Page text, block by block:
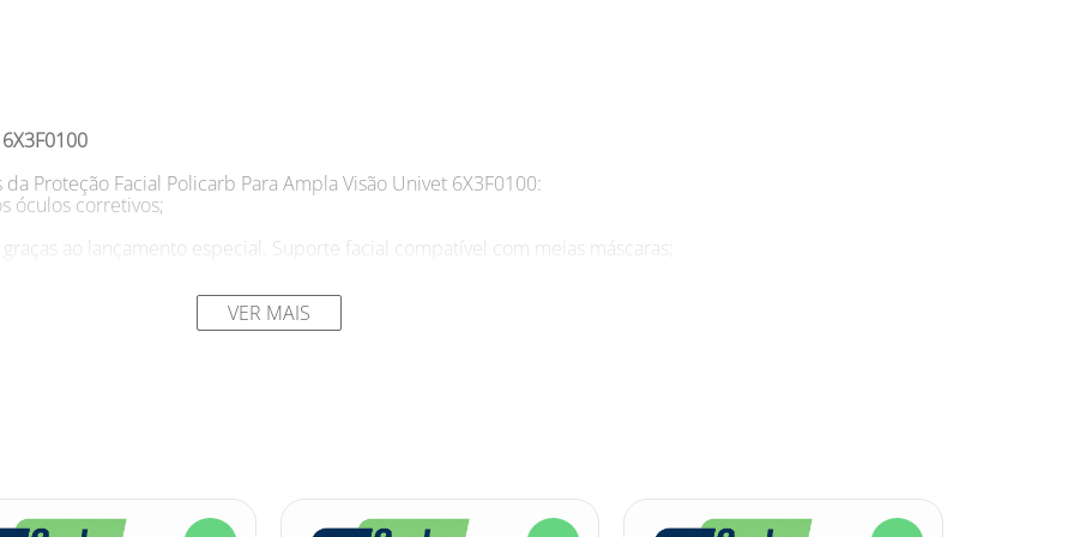
da Proteção Facial Policarb Para Ampla Visão Univet 6X3F0100:
óculos corretivos;
ao lançamento especial. Suporte facial compatível com meias máscaras;
de risco e teme pela sua segurança ocular? Com a Proteção Facial Policarb Para Ampla Visão Univet
VER MAIS